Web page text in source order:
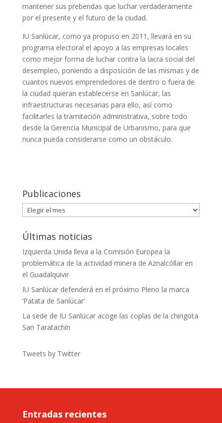
mantener sus prebendas que luchar verdaderamente
por el presente y el futuro de la ciudad.
IU Sanlúcar, como ya propuso en 2011, llevará en su
programa electoral el apoyo a las empresas locales
como mejor forma de luchar contra la lacra social del
desempleo, poniendo a disposición de las mismas y de
cuantos nuevos emprendedores de dentro o fuera de
la ciudad quieran establecerse en Sanlúcar, las
infraestructuras necesarias para ello, así como
facilitarles la tramitación administrativa, sobre todo
desde la Gerencia Municipal de Urbanismo, para que
nunca pueda considerarse como un obstáculo.
Publicaciones
Publicaciones
Últimas noticias
Izquierda Unida lleva a la Comisión Europea la
problemática de la actividad minera de Aznalcóllar en
el Guadalquivir
IU Sanlúcar defenderá en el próximo Pleno la marca
‘Patata de Sanlúcar’
La sede de IU Sanlúcar acoge las coplas de la chirigota
San Taratachín
Tweets by Twitter
Entradas recientes